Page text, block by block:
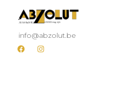
info@abzolut.be